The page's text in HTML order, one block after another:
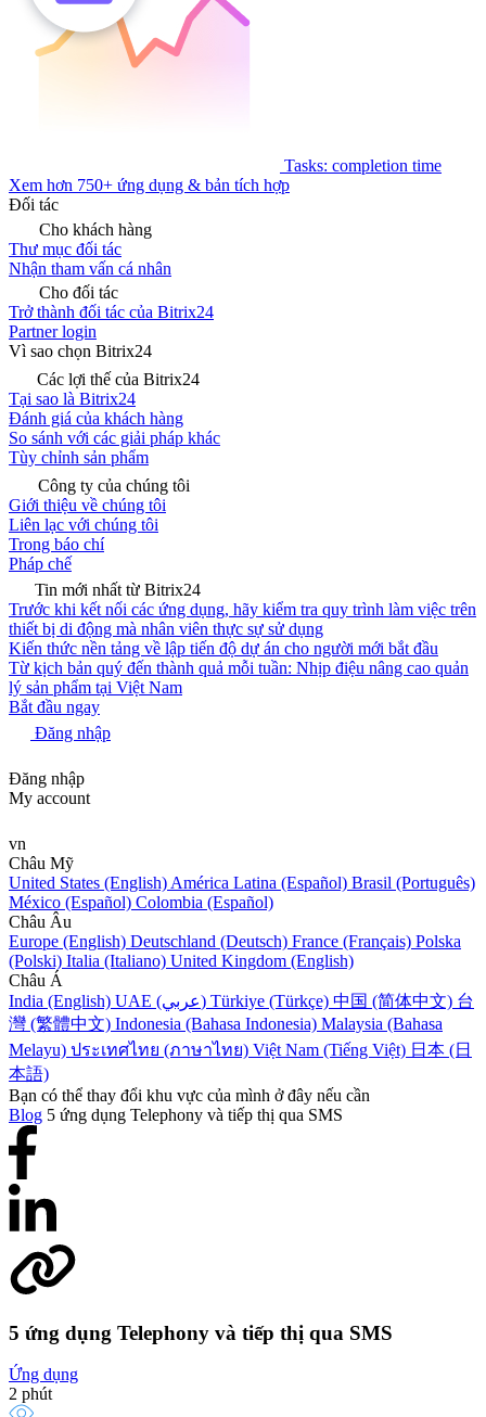
Tasks: completion time
Xem hơn 750+ ứng dụng & bản tích hợp
Đối tác
Cho khách hàng
Thư mục đối tác
Nhận tham vấn cá nhân
Cho đối tác
Trở thành đối tác của Bitrix24
Partner login
Vì sao chọn Bitrix24
Các lợi thế của Bitrix24
Tại sao là Bitrix24
Đánh giá của khách hàng
So sánh với các giải pháp khác
Tùy chỉnh sản phẩm
Công ty của chúng tôi
Giới thiệu về chúng tôi
Liên lạc với chúng tôi
Trong báo chí
Pháp chế
Tin mới nhất từ Bitrix24
Trước khi kết nối các ứng dụng, hãy kiểm tra quy trình làm việc trên
thiết bị di động mà nhân viên thực sự sử dụng
Kiến thức nền tảng về lập tiến độ dự án cho người mới bắt đầu
Từ kịch bản quý đến thành quả mỗi tuần: Nhịp điệu nâng cao quản
lý sản phẩm tại Việt Nam
Bắt đầu ngay
Đăng nhập
Đăng nhập
My account
vn
Châu Mỹ
United States (English) América Latina (Español) Brasil (Português)
México (Español) Colombia (Español)
Châu Âu
Europe (English) Deutschland (Deutsch) France (Français) Polska
(Polski) Italia (Italiano) United Kingdom (English)
Châu Á
India (English)
UAE (عربي) Türkiye (Türkçe) 中国 (简体中文) 台
灣 (繁體中文) Indonesia (Bahasa Indonesia) Malaysia (Bahasa
Melayu) ประเทศไทย (ภาษาไทย) Việt Nam (Tiếng Việt) 日本 (日
本語)
Bạn có thể thay đổi khu vực của mình ở đây nếu cần
Blog 5 ứng dụng Telephony và tiếp thị qua SMS
5 ứng dụng Telephony và tiếp thị qua SMS
Ứng dụng
2 phút